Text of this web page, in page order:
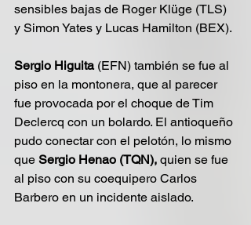
sensibles bajas de Roger Klüge (TLS)
y Simon Yates y Lucas Hamilton (BEX).
Sergio Higuita (EFN) también se fue al
piso en la montonera, que al parecer
fue provocada por el choque de Tim
Declercq con un bolardo. El antioqueño
pudo conectar con el pelotón, lo mismo
que Sergio Henao (TQN), quien se fue
al piso con su coequipero Carlos
Barbero en un incidente aislado.